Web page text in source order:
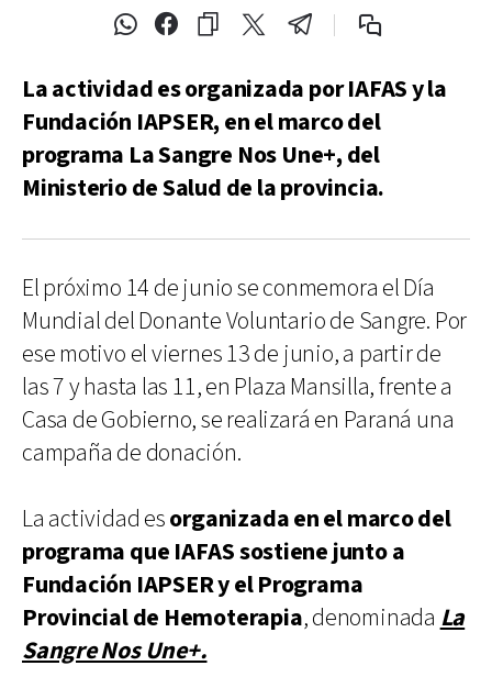
La actividad es organizada por IAFAS y la
Fundación IAPSER, en el marco del
programa La Sangre Nos Une+, del
Ministerio de Salud de la provincia.
El próximo 14 de junio se conmemora el Día
Mundial del Donante Voluntario de Sangre. Por
ese motivo el viernes 13 de junio, a partir de
las 7 y hasta las 11, en Plaza Mansilla, frente a
Casa de Gobierno, se realizará en Paraná una
campaña de donación.
La actividad esorganizada en el marco del
programa que IAFAS sostiene junto a
Fundación IAPSER y el Programa
Provincial de Hemoterapia, denominada La
Sangre Nos Une+.